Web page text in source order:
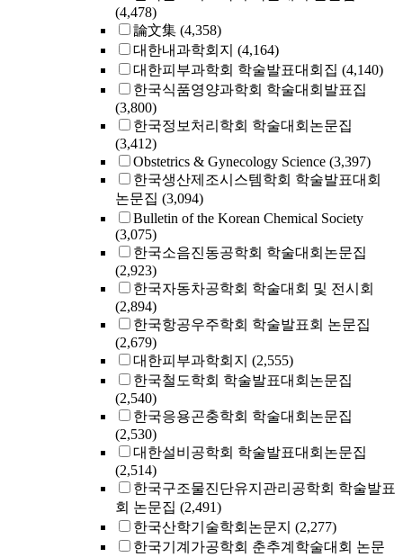
(4,478)
論文集 (4,358)
대한내과학회지 (4,164)
대한피부과학회 학술발표대회집 (4,140)
한국식품영양과학회 학술대회발표집
(3,800)
한국정보처리학회 학술대회논문집
(3,412)
Obstetrics & Gynecology Science (3,397)
한국생산제조시스템학회 학술발표대회
논문집 (3,094)
Bulletin of the Korean Chemical Society
(3,075)
한국소음진동공학회 학술대회논문집
(2,923)
한국자동차공학회 학술대회 및 전시회
(2,894)
한국항공우주학회 학술발표회 논문집
(2,679)
대한피부과학회지 (2,555)
한국철도학회 학술발표대회논문집
(2,540)
한국응용곤충학회 학술대회논문집
(2,530)
대한설비공학회 학술발표대회논문집
(2,514)
한국구조물진단유지관리공학회 학술발표
회 논문집 (2,491)
한국산학기술학회논문지 (2,277)
한국기계가공학회 춘추계학술대회 논문